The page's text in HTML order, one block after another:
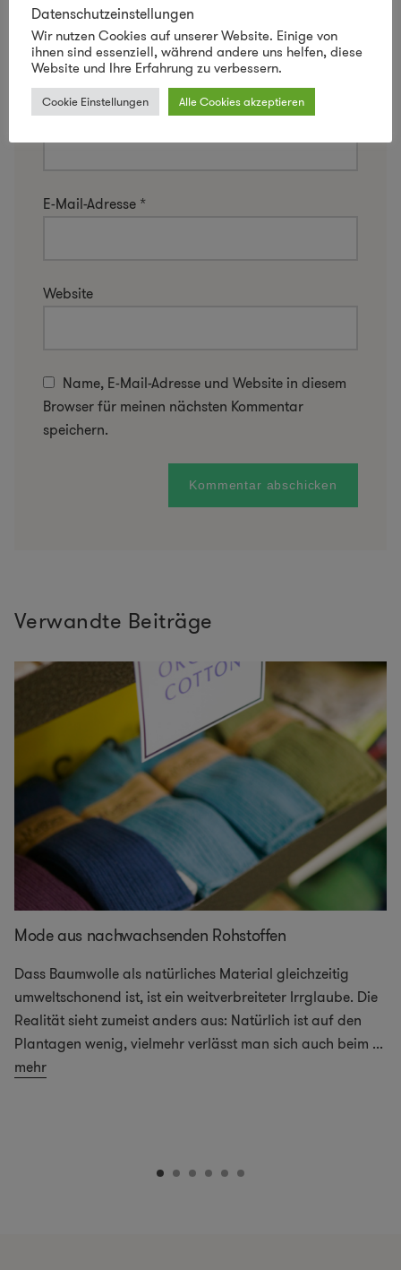
Name*
E-Mail-Adresse *
Website
Name, E-Mail-Adresse und Website in diesem
Browser für meinen nächsten Kommentar
speichern.
Verwandte Beiträge
Mode aus nachwachsenden Rohstoffen
Dass Baumwolle als natürliches Material gleichzeitig
umweltschonend ist, ist ein weitverbreiteter Irrglaube. Die
Realität sieht zumeist anders aus: Natürlich ist auf den
Plantagen wenig, vielmehr verlässt man sich auch beim ...
mehr
Datenschutzeinstellungen
Wir nutzen Cookies auf unserer Website. Einige von
ihnen sind essenziell, während andere uns helfen, diese
Website und Ihre Erfahrung zu verbessern.
Cookie Einstellungen Alle Cookies akzeptieren